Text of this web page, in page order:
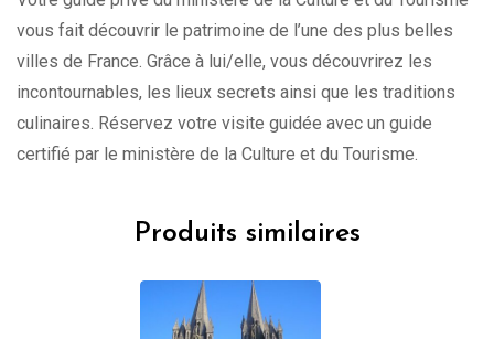
vous fait découvrir le patrimoine de l’une des plus belles
villes de France. Grâce à lui/elle, vous découvrirez les
incontournables, les lieux secrets ainsi que les traditions
culinaires. Réservez votre visite guidée avec un guide
certifié par le ministère de la Culture et du Tourisme.
Produits similaires